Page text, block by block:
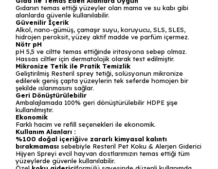
Gıdanın temas ettiği yüzeyler olan mama ve su kabı gibi
alanlarda güvenle kullanılabilir.
Güvenilir İçerik
Alkol, nano-gümüş, çamaşır suyu, koruyucu, SLS, SLES,
hidrojen peroksit, yüzey aktif madde ve parfüm içermez.
Nötr pH
pH 5,5 ve ciltte temas ettiğinde iritasyona sebep olmaz.
Hassas ciltler için dermatolojik olarak test edilmiştir.
Mikronize Tetik ile Pratik Temizlik
Geliştirilmiş Resteril sprey tetiği, solüsyonun mikronize
edilerek geniş çapta yüzeylerin tek seferde homojen bir
şekilde ıslanmasını sağlar.
Geri Dönüştürülebilir
Ambalajlamada 100% geri dönüştürülebilir HDPE şişe
kullanılmıştır.
Ekonomik
Farklı hacim ve refill seçenekleri ile ekonomik.
Kullanım Alanları :
%100 doğal içeriğive zararlı kimyasal kalıntı
bırakmaması sebebiyle Resteril Pet Koku & Alerjen Giderici
Hijyen Spreyi evcil hayvan dostlarımızın temas ettiği tüm
yüzeylerde güvenle kullanılabilir.